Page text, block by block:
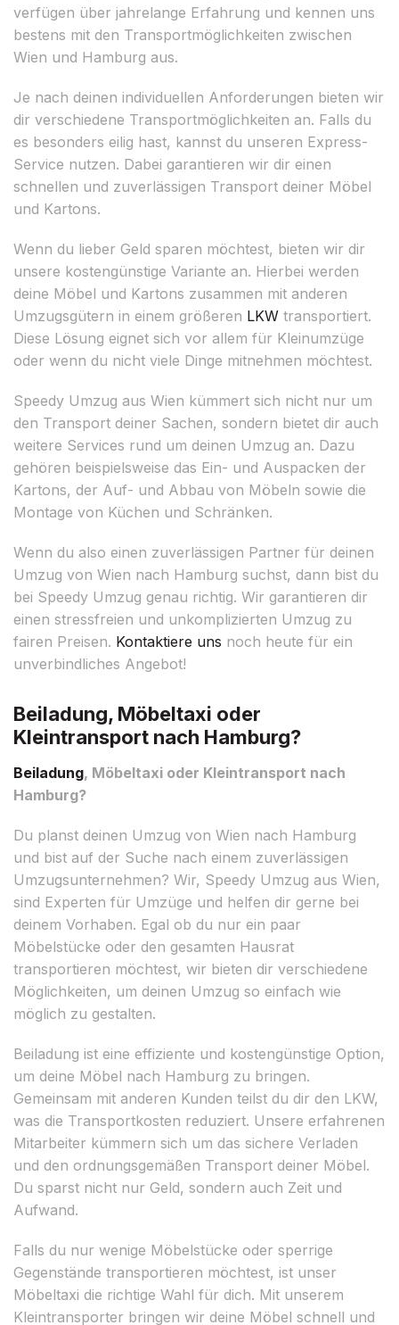
verfügen über jahrelange Erfahrung und kennen uns
bestens mit den Transportmöglichkeiten zwischen
Wien und Hamburg aus.
Je nach deinen individuellen Anforderungen bieten wir
dir verschiedene Transportmöglichkeiten an. Falls du
es besonders eilig hast, kannst du unseren Express-
Service nutzen. Dabei garantieren wir dir einen
schnellen und zuverlässigen Transport deiner Möbel
und Kartons.
Wenn du lieber Geld sparen möchtest, bieten wir dir
unsere kostengünstige Variante an. Hierbei werden
deine Möbel und Kartons zusammen mit anderen
Umzugsgütern in einem größeren LKW transportiert.
Diese Lösung eignet sich vor allem für Kleinumzüge
oder wenn du nicht viele Dinge mitnehmen möchtest.
Speedy Umzug aus Wien kümmert sich nicht nur um
den Transport deiner Sachen, sondern bietet dir auch
weitere Services rund um deinen Umzug an. Dazu
gehören beispielsweise das Ein- und Auspacken der
Kartons, der Auf- und Abbau von Möbeln sowie die
Montage von Küchen und Schränken.
Wenn du also einen zuverlässigen Partner für deinen
Umzug von Wien nach Hamburg suchst, dann bist du
bei Speedy Umzug genau richtig. Wir garantieren dir
einen stressfreien und unkomplizierten Umzug zu
fairen Preisen. Kontaktiere uns noch heute für ein
unverbindliches Angebot!
Beiladung, Möbeltaxi oder
Kleintransport nach Hamburg?
Beiladung, Möbeltaxi oder Kleintransport nach
Hamburg?
Du planst deinen Umzug von Wien nach Hamburg
und bist auf der Suche nach einem zuverlässigen
Umzugsunternehmen? Wir, Speedy Umzug aus Wien,
sind Experten für Umzüge und helfen dir gerne bei
deinem Vorhaben. Egal ob du nur ein paar
Möbelstücke oder den gesamten Hausrat
transportieren möchtest, wir bieten dir verschiedene
Möglichkeiten, um deinen Umzug so einfach wie
möglich zu gestalten.
Beiladung ist eine effiziente und kostengünstige Option,
um deine Möbel nach Hamburg zu bringen.
Gemeinsam mit anderen Kunden teilst du dir den LKW,
was die Transportkosten reduziert. Unsere erfahrenen
Mitarbeiter kümmern sich um das sichere Verladen
und den ordnungsgemäßen Transport deiner Möbel.
Du sparst nicht nur Geld, sondern auch Zeit und
Aufwand.
Falls du nur wenige Möbelstücke oder sperrige
Gegenstände transportieren möchtest, ist unser
Möbeltaxi die richtige Wahl für dich. Mit unserem
Kleintransporter bringen wir deine Möbel schnell und